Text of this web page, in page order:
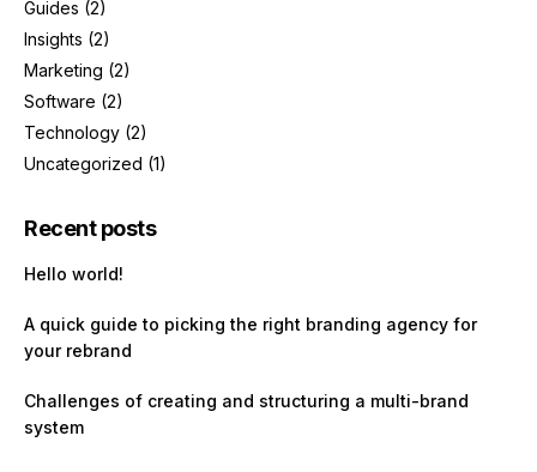
Guides (2)
Insights (2)
Marketing (2)
Software (2)
Technology (2)
Uncategorized (1)
Recent posts
Hello world!
A quick guide to picking the right branding agency for
your rebrand
Challenges of creating and structuring a multi-brand
system